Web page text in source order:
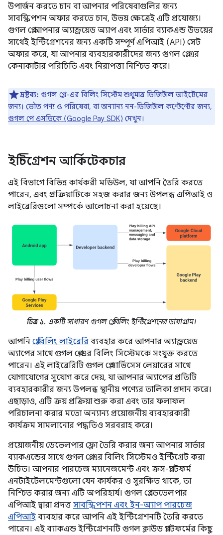
উপার্জন করতে চান বা আপনার পরিষেবাগুলির জন্য
সাবস্ক্রিপশন অফার করতে চান, উভয় ক্ষেত্রেই এটি প্রযোজ্য।
গুগল প্লে আপনার অ্যান্ড্রয়েড অ্যাপ এবং সার্ভার ব্যাকএন্ড উভয়ের
সাথেই ইন্টিগ্রেশনের জন্য একটি সম্পূর্ণ এপিআই (API) সেট
অফার করে, যা আপনার ব্যবহারকারীদের জন্য গুগল প্লে-এর
কেনাকাটার পরিচিতি এবং নিরাপত্তা নিশ্চিত করে।
দ্রষ্টব্য: গুগল প্লে-এর বিলিং সিস্টেম শুধুমাত্র ডিজিটাল আইটেমের
জন্য। ভৌত পণ্য ও পরিষেবা, বা অন্যান্য নন-ডিজিটাল কন্টেন্টের জন্য,
গুগল পে এসডিকে (Google Pay SDK) দেখুন।
ইন্টিগ্রেশন আর্কিটেকচার
এই বিভাগে বিভিন্ন কার্যকরী মডিউল, যা আপনি তৈরি করতে
পারেন, এবং প্রক্রিয়াটিকে সহজ করার জন্য উপলব্ধ এপিআই ও
লাইব্রেরিগুলো সম্পর্কে আলোচনা করা হয়েছে।
চিত্র ১. একটি সাধারণ গুগল প্লে বিলিং ইন্টিগ্রেশনের ডায়াগ্রাম।
আপনি প্লে বিলিং লাইব্রেরি ব্যবহার করে আপনার অ্যান্ড্রয়েড
অ্যাপের সাথে গুগল প্লে-এর বিলিং সিস্টেমকে সংযুক্ত করতে
পারেন। এই লাইব্রেরিটি গুগল প্লে সার্ভিসেস লেয়ারের সাথে
যোগাযোগের সুযোগ করে দেয়, যা আপনার অ্যাপের প্রতিটি
ব্যবহারকারীর জন্য উপলব্ধ স্থানীয় পণ্যের তালিকা প্রদান করে।
এছাড়াও, এটি ক্রয় প্রক্রিয়া শুরু করা এবং তার ফলাফল
পরিচালনা করার মতো অন্যান্য প্রয়োজনীয় ব্যবহারকারী
কার্যক্রম সামলানোর পদ্ধতিও সরবরাহ করে।
প্রয়োজনীয় ডেভেলপার ফ্লো তৈরি করার জন্য আপনার সার্ভার
ব্যাকএন্ডের সাথে গুগল প্লে-এর বিলিং সিস্টেমও ইন্টিগ্রেট করা
উচিত। আপনার পারচেজ ম্যানেজমেন্ট এবং ক্রস-প্ল্যাটফর্ম
এনটাইটেলমেন্টগুলো যেন কার্যকর ও সুরক্ষিত থাকে, তা
নিশ্চিত করার জন্য এটি অপরিহার্য। গুগল প্লে ডেভেলপার
এপিআই দ্বারা প্রদত্ত সাবস্ক্রিপশন এবং ইন-অ্যাপ পারচেজ
এপিআই ব্যবহার করে আপনি এই ইন্টিগ্রেশনটি তৈরি করতে
পারেন। এই ব্যাকএন্ড ইন্টিগ্রেশনটি গুগল ক্লাউড প্ল্যাটফর্মের কিছু